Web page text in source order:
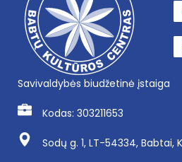
Savivaldybės biudžetinė įstaiga
Kodas: 303211653
Sodų g. 1, LT-54334, Babtai,